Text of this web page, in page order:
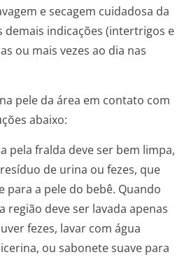
e secagem cuidadosa da
demais indicações (intertrigos e
ou mais vezes ao dia nas
pele da área em contato com
abaixo:
pela fralda deve ser bem limpa,
de urina ou fezes, que
a pele do bebê. Quando
região deve ser lavada apenas
fezes, lavar com água
ou sabonete suave para